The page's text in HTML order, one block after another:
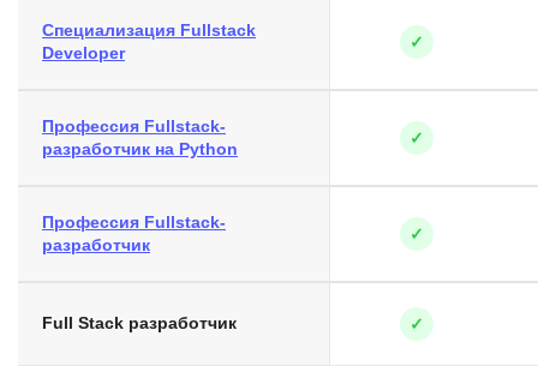
Специализация Fullstack
Developer
✓
Профессия Fullstack-
разработчик на Python
✓
Профессия Fullstack-
разработчик
✓
Full Stack разработчик ✓